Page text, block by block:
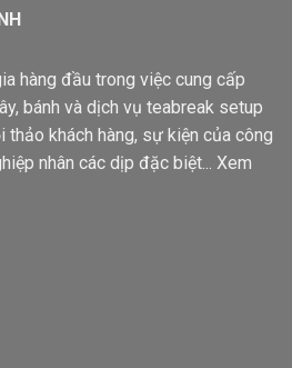
hàng đầu trong việc cung cấp
bánh và dịch vụ teabreak setup
thảo khách hàng, sự kiện của công
nhân các dịp đặc biệt... Xem